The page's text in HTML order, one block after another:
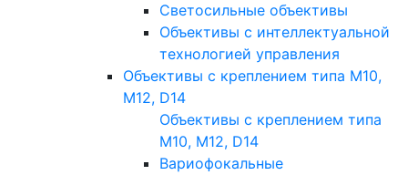
Светосильные объективы
Объективы с интеллектуальной
технологией управления
Объективы с креплением типа M10,
M12, D14
Объективы с креплением типа
M10, M12, D14
Вариофокальные